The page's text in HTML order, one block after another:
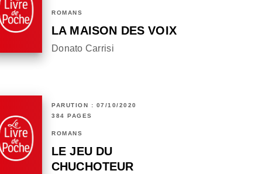
ROMANS
LA MAISON DES VOIX
Donato Carrisi
PARUTION : 07/10/2020
384 PAGES
ROMANS
LE JEU DU
CHUCHOTEUR